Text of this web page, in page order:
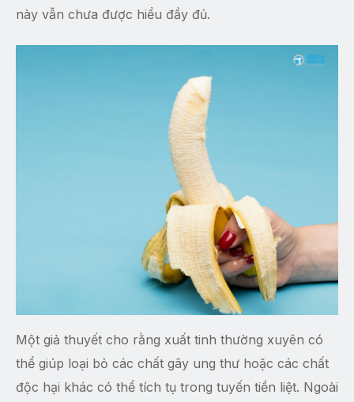
này vẫn chưa được hiểu đầy đủ.
Một giả thuyết cho rằng xuất tinh thường xuyên có
thể giúp loại bỏ các chất gây ung thư hoặc các chất
độc hại khác có thể tích tụ trong tuyến tiền liệt. Ngoài